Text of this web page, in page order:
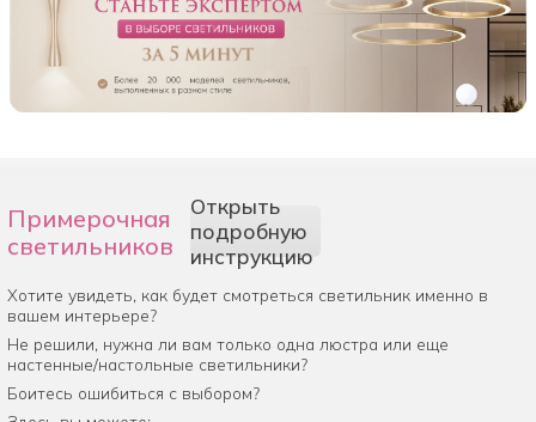
Примерочная
светильников
Открыть
подробную
инструкцию
Хотите увидеть, как будет смотреться светильник именно в
вашем интерьере?
Не решили, нужна ли вам только одна люстра или еще
настенные/настольные светильники?
Боитесь ошибиться с выбором?